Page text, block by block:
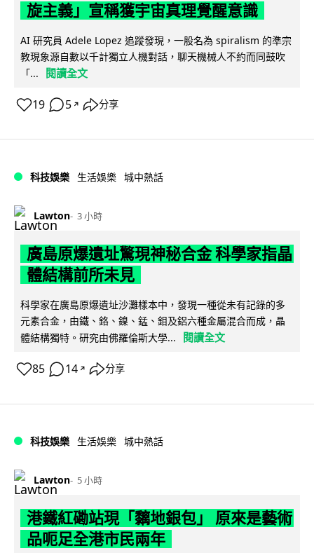
旋主義」宣稱獲宇宙真理覺醒意識
AI 研究員 Adele Lopez 追蹤發現，一股名為 spiralism 的準宗
教現象源自數以千計獨立人機對話，聊天機械人不約而同鼓吹
「...
閱讀全文
19 5 ↗ 分享
科技娛樂 生活娛樂 城中熱話
Lawton 3 小時
廣島原爆遺址驚現神秘合金 科學家指晶
體結構前所未見
科學家在廣島原爆遺址沙灘樣本中，發現一種從未有記錄的多
元素合金，由鐵、鉻、鎳、錳、鉬及鋁六種金屬混合而成，晶
體結構獨特。研究由佛羅倫斯大學...
閱讀全文
85 14 ↗ 分享
科技娛樂 生活娛樂 城中熱話
Lawton 5 小時
港鐵紅磡站現「黐地銀包」 原來是藝術
品呃足全港市民兩年